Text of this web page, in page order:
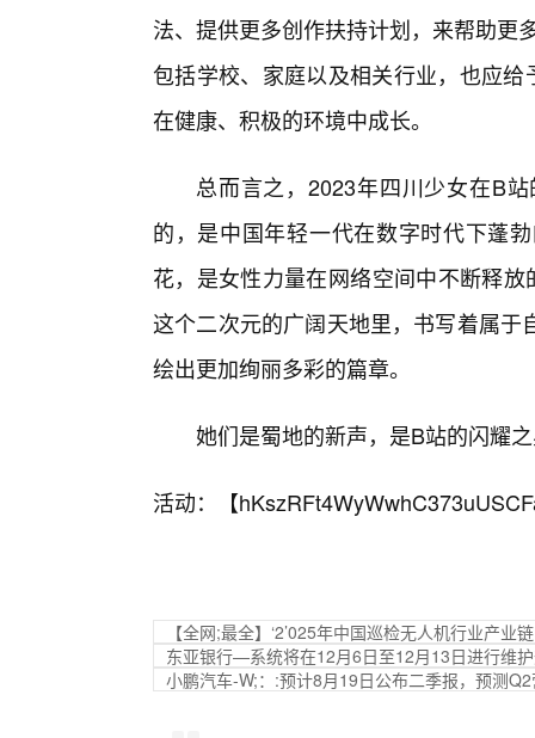
法、提供更多创作扶持计划，来帮助更
包括学校、家庭以及相关行业，也应
在健康、积极的环境中成长。
总而言之，2023年四川少女在B
的，是中国年轻一代在数字时代下蓬
花，是女性力量在网络空间中不断释
这个二次元的广阔天地里，书写着属
绘出更加绚丽多彩的篇章。
她们是蜀地的新声，是B站的闪耀
活动：【
【全网;最全】‘2’025年中国巡检无人机行业产业
东亚银行—系统将在12月6日至12月13日进行维
小鹏汽车-W;：:预计8月19日公布二季报，预测